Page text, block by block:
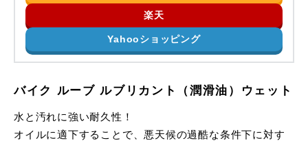
楽天
Yahooショッピング
バイク ルーブ ルブリカント（潤滑油）ウェット
水と汚れに強い耐久性！
オイルに適下することで、悪天候の過酷な条件下に対す